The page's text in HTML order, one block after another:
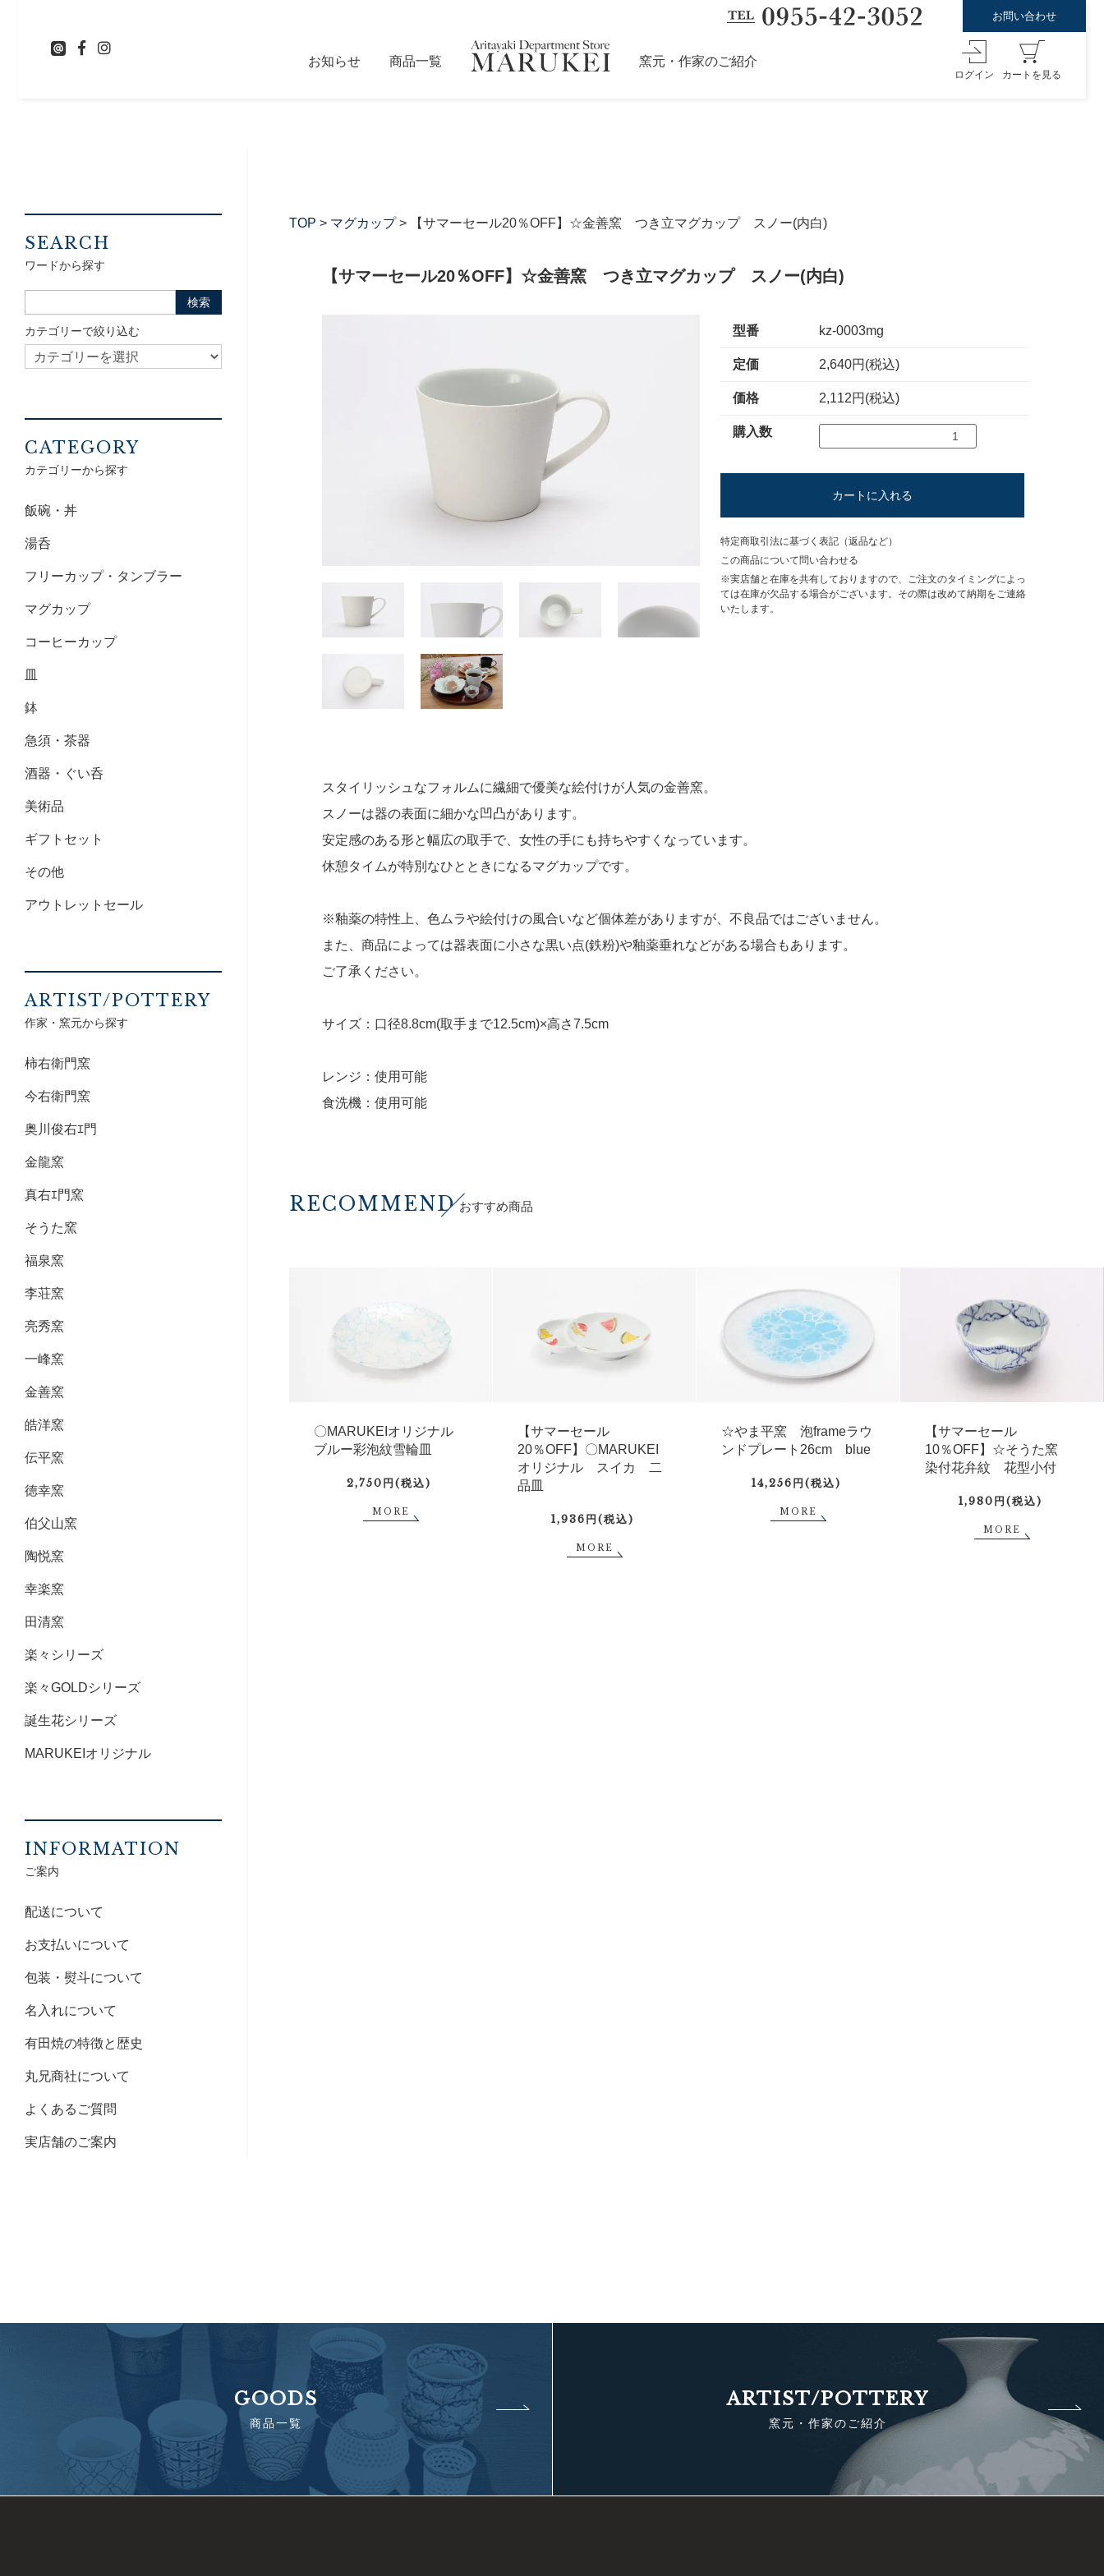
お問い合わせ
お知らせ 商品一覧 窯元・作家のご紹介
ログイン カートを見る
TOP > マグカップ> 【サマーセール20％OFF】☆金善窯 つき立マグカップ スノー(内白)
【サマーセール20％OFF】☆金善窯 つき立マグカップ スノー(内白)
型番 kz-0003mg
定価 2,640円(税込)
価格 2,112円(税込)
購入数
カートに入れる
特定商取引法に基づく表記（返品など）
この商品について問い合わせる
※実店舗と在庫を共有しておりますので、ご注文のタイミングによっ
ては在庫が欠品する場合がございます。その際は改めて納期をご連絡
いたします。
スタイリッシュなフォルムに繊細で優美な絵付けが人気の金善窯。
スノーは器の表面に細かな凹凸があります。
安定感のある形と幅広の取手で、女性の手にも持ちやすくなっています。
休憩タイムが特別なひとときになるマグカップです。
※釉薬の特性上、色ムラや絵付けの風合いなど個体差がありますが、不良品ではございません。
また、商品によっては器表面に小さな黒い点(鉄粉)や釉薬垂れなどがある場合もあります。
ご了承ください。
サイズ：口径8.8cm(取手まで12.5cm)×高さ7.5cm
レンジ：使用可能
食洗機：使用可能
RECOMMEND おすすめ商品
〇MARUKEIオリジナル
ブルー彩泡紋雪輪皿
2,750円(税込)
MORE
【サマーセール
20％OFF】〇MARUKEI
オリジナル スイカ 二
品皿
1,936円(税込)
MORE
☆やま平窯 泡frameラウ
ンドプレート26cm blue
14,256円(税込)
MORE
【サマーセール
10％OFF】☆そうた窯
染付花弁紋 花型小付
1,980円(税込)
MORE
SEARCH
ワードから探す
カテゴリーで絞り込む
CATEGORY
カテゴリーから探す
飯碗・丼
湯呑
フリーカップ・タンブラー
マグカップ
コーヒーカップ
皿
鉢
急須・茶器
酒器・ぐい呑
美術品
ギフトセット
その他
アウトレットセール
ARTIST/POTTERY
作家・窯元から探す
柿右衛門窯
今右衛門窯
奥川俊右ｴ門
金龍窯
真右ｴ門窯
そうた窯
福泉窯
李荘窯
亮秀窯
一峰窯
金善窯
皓洋窯
伝平窯
徳幸窯
伯父山窯
陶悦窯
幸楽窯
田清窯
楽々シリーズ
楽々GOLDシリーズ
誕生花シリーズ
MARUKEIオリジナル
INFORMATION
ご案内
配送について
お支払いについて
包装・熨斗について
名入れについて
有田焼の特徴と歴史
丸兄商社について
よくあるご質問
実店舗のご案内
GOODS
商品一覧
ARTIST/POTTERY
窯元・作家のご紹介